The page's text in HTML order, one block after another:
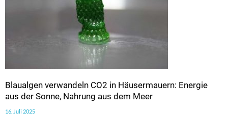
Blaualgen verwandeln CO2 in Häusermauern: Energie
aus der Sonne, Nahrung aus dem Meer
16. Juli 2025